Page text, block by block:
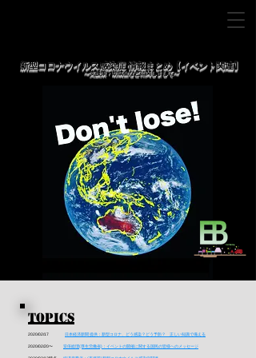
新型コロナウイルス感染症 情報まとめ【イベント関連】
​〜支援策・助成金などに関しまして〜
Topics
2020/02/17 日本経済新聞 提供：新型コロナ、どう感染？どう予防？ 正しい知識で備える
2020/02/20〜 安倍総理(厚生労働省)：イベントの開催に関する国民の皆様へのメッセージ